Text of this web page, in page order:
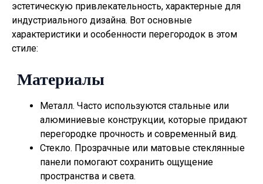
эстетическую привлекательность, характерные для
индустриального дизайна. Вот основные
характеристики и особенности перегородок в этом
стиле:
Материалы
Металл. Часто используются стальные или
алюминиевые конструкции, которые придают
перегородке прочность и современный вид.
Стекло. Прозрачные или матовые стеклянные
панели помогают сохранить ощущение
пространства и света.